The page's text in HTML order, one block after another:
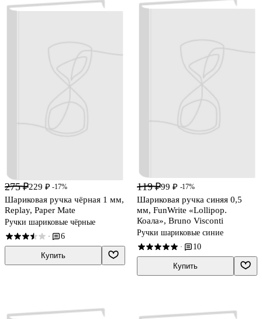
275 ₽229 ₽ -17%
Шариковая ручка чёрная 1 мм,
Replay, Paper Mate
Ручки шариковые чёрные
· 6
Купить
119 ₽99 ₽ -17%
Шариковая ручка синяя 0,5
мм, FunWrite «Lollipop.
Коала», Bruno Visconti
Ручки шариковые синие
· 10
Купить